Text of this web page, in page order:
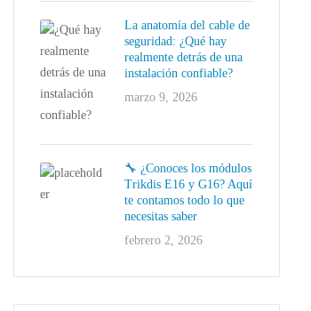
La anatomía del cable de
seguridad: ¿Qué hay
realmente detrás de una
instalación confiable?
marzo 9, 2026
🔧 ¿Conoces los módulos
Trikdis E16 y G16? Aquí
te contamos todo lo que
necesitas saber
febrero 2, 2026